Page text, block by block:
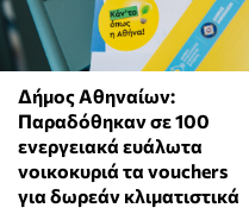
Δήμος Αθηναίων:
Παραδόθηκαν σε 100
ενεργειακά ευάλωτα
νοικοκυριά τα vouchers
για δωρεάν κλιματιστικά